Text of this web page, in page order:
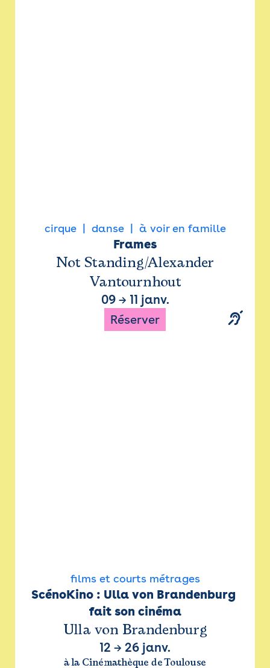
cirque danse à voir en famille
Frames
Not Standing/Alexander
Vantournhout
09→ 11 janv.
Réserver
films et courts métrages
ScénoKino : Ulla von Brandenburg
fait son cinéma
Ulla von Brandenburg
12 → 26 janv.
à la Cinémathèque de Toulouse